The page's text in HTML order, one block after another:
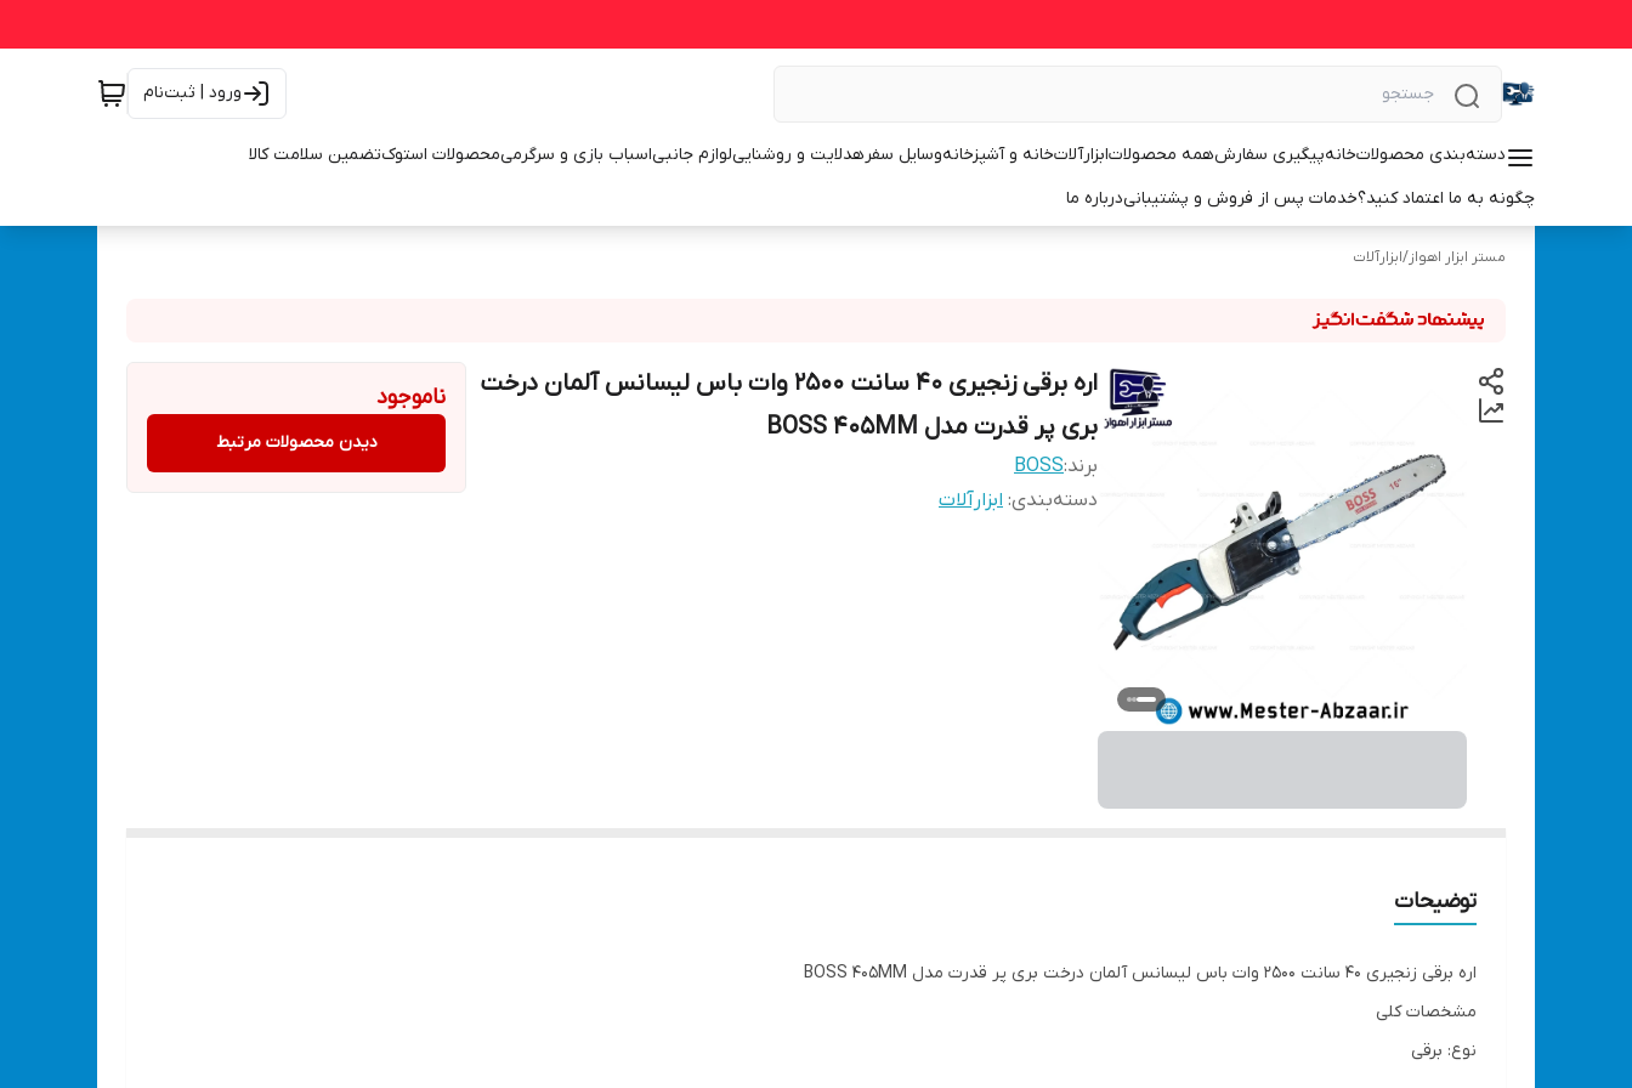
ورود | ثبت‌نام
دسته‌بندی محصولاتخانهپیگیری سفارشهمه محصولاتابزارآلاتخانه و آشپزخانهوسایل سفرهدلایت و روشناییلوازم جانبیاسباب بازی و سرگرمیمحصولات استوکتضمین سلامت کالا
چگونه به ما اعتماد کنید؟خدمات پس از فروش و پشتیبانیدرباره ما
مستر ابزار اهواز/ابزارآلات
اره برقی زنجیری 40 سانت 2500 وات باس لیسانس آلمان درخت
بری پر قدرت مدل BOSS 405MM
برند:BOSS
دسته‌بندی: ابزارآلات
ناموجود
دیدن محصولات مرتبط
توضیحات
اره برقی زنجیری 40 سانت 2500 وات باس لیسانس آلمان درخت بری پر قدرت مدل BOSS 405MM
مشخصات کلی
نوع: برقی